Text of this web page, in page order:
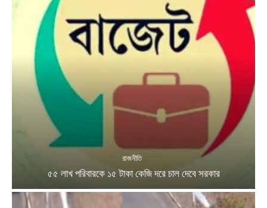
রাজনীতি
৫৫ লাখ পরিবারকে ১৫ টাকা কেজি দরে চাল দেবে সরকার